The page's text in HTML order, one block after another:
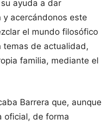
ayuda a dar
acercándonos este
el mundo filosófico
temas de actualidad,
familia, mediante el
Barrera que, aunque
oficial, de forma